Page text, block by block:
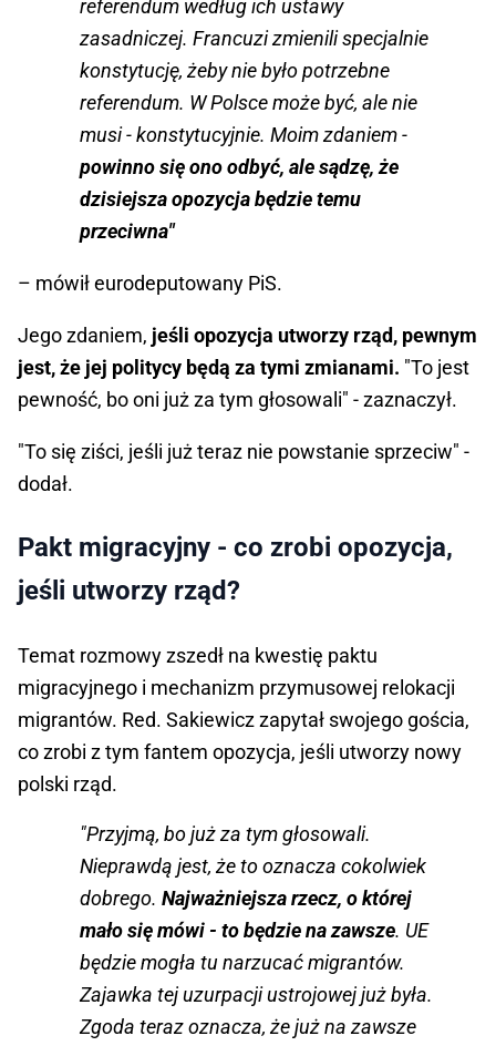
referendum według ich ustawy
zasadniczej. Francuzi zmienili specjalnie
konstytucję, żeby nie było potrzebne
referendum. W Polsce może być, ale nie
musi - konstytucyjnie. Moim zdaniem -
powinno się ono odbyć, ale sądzę, że
dzisiejsza opozycja będzie temu
przeciwna"
– mówił eurodeputowany PiS.
Jego zdaniem, jeśli opozycja utworzy rząd, pewnym
jest, że jej politycy będą za tymi zmianami. "To jest
pewność, bo oni już za tym głosowali" - zaznaczył.
"To się ziści, jeśli już teraz nie powstanie sprzeciw" -
dodał.
Pakt migracyjny - co zrobi opozycja,
jeśli utworzy rząd?
Temat rozmowy zszedł na kwestię paktu
migracyjnego i mechanizm przymusowej relokacji
migrantów. Red. Sakiewicz zapytał swojego gościa,
co zrobi z tym fantem opozycja, jeśli utworzy nowy
polski rząd.
"Przyjmą, bo już za tym głosowali.
Nieprawdą jest, że to oznacza cokolwiek
dobrego. Najważniejsza rzecz, o której
mało się mówi - to będzie na zawsze. UE
będzie mogła tu narzucać migrantów.
Zajawka tej uzurpacji ustrojowej już była.
Zgoda teraz oznacza, że już na zawsze